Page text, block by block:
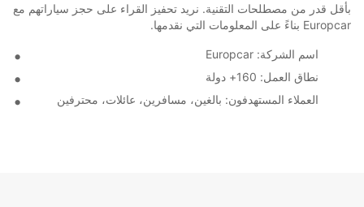
بأقل قدر من مصطلحات التقنية. نريد تحفيز القراء على حجز سياراتهم مع
Europcar بناءً على المعلومات التي نقدمها.
اسم الشركة: Europcar
نطاق العمل: 160+ دولة
العملاء المستهدفون: بالغين، مسافرين، عائلات، محترفين